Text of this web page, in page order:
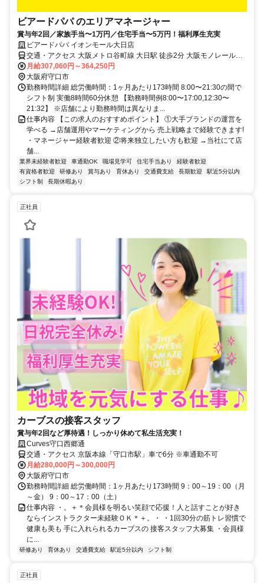
ビアードパパ のエリアマネージャー
賞与年2回／家族手当〜1万円／住宅手当〜5万円！福利厚生充実
ビアードパパ イオンモール大日店
交通・アクセス 大阪メトロ谷町線 大日駅 徒歩2分 大阪モノレール本
線 大日駅 徒歩2分
月給307,060円～364,250円
大阪府守口市
勤務時間詳細 総労働時間：1ヶ月あたり173時間 8:00〜21:30の間で
シフト制 実働8時間60分休憩 【勤務時間例8:00〜17:00,12:30〜
21:32】 ※店舗により勤務時間は異なりま...
仕事内容 【この求人のおすすめポイント】 ①大手ブランドの運営を
学べる →店舗運用やマーケティングから 売上戦略まで経験できます!
・マネージャー経験者歓迎 ②将来独立したい方も歓迎 →当社にて店
舗...
業界未経験者歓迎 車通勤OK 職場見学可 住宅手当あり
経験者歓迎
有資格者歓迎
研修あり 賞与あり 育休あり 交通費支給 長期歓迎
駅近5分以内
シフト制
長期休暇あり
正社員
カーブスの接客スタッフ
賞与年2回など厚待遇！しっかり休めて私生活充実！
Curves守口西郷通
交通・アクセス 京阪本線「守口市駅」車で6分 ※車通勤不可
月給280,000円～300,000円
大阪府守口市
勤務時間詳細 総労働時間：1ヶ月あたり173時間 9：00～19：00（月
～金） 9：00～17：00（土）
仕事内容 ・。＋＊会員様を明るい笑顔で応援！人と話すことが好き
ならインストラクター未経験ＯＫ＊＋。・ ・1回30分の筋トレ習慣で
健康も美も 手に入れられるカーブスの 接客スタッフ大募集 ・会員様
に...
研修あり 育休あり 交通費支給 駅近5分以内 シフト制
正社員